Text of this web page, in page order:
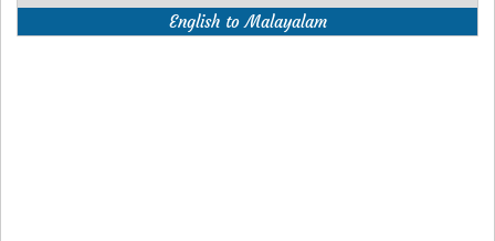
English to Malayalam